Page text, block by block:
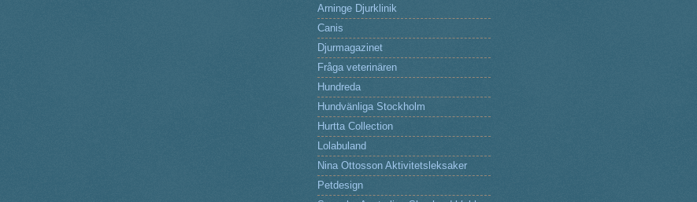
Arninge Djurklinik
Canis
Djurmagazinet
Fråga veterinären
Hundreda
Hundvänliga Stockholm
Hurtta Collection
Lolabuland
Nina Ottosson Aktivitetsleksaker
Petdesign